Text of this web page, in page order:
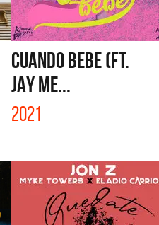
CUANDO BEBE (FT.
JAY ME...
2021